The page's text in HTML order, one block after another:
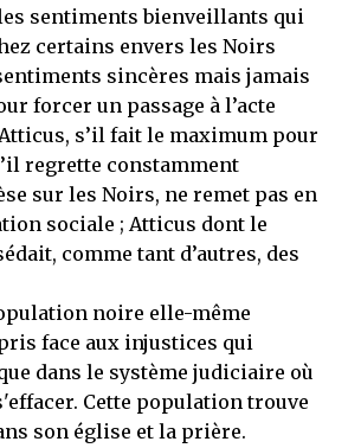
sentiments bienveillants qui
certains envers les Noirs
sincères mais jamais
forcer un passage à l’acte
s’il fait le maximum pour
regrette constamment
sur les Noirs, ne remet pas en
sociale ; Atticus dont le
comme tant d’autres, des
noire elle-même
face aux injustices qui
dans le système judiciaire où
Cette population trouve
son église et la prière.